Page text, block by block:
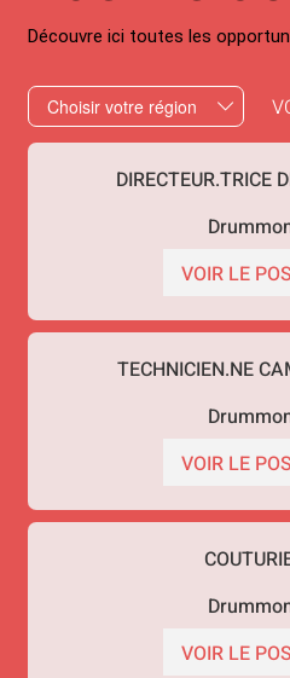
Découvre ici toutes les
DIRECTEUR.TRICE
VOIR LE
TECHNICIEN.NE
VOIR LE
VOIR LE